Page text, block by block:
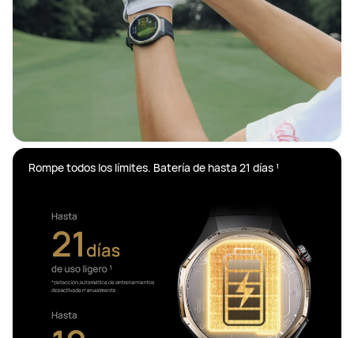
Rompe todos los límites. Batería de hasta 21 días ¹